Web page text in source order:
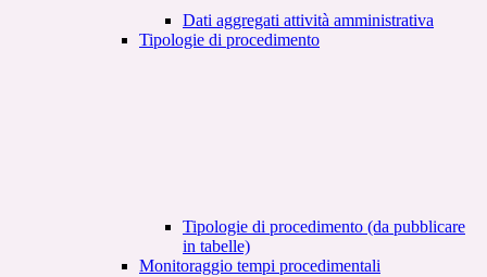
Dati aggregati attività amministrativa
Tipologie di procedimento
Tipologie di procedimento (da pubblicare
in tabelle)
Monitoraggio tempi procedimentali